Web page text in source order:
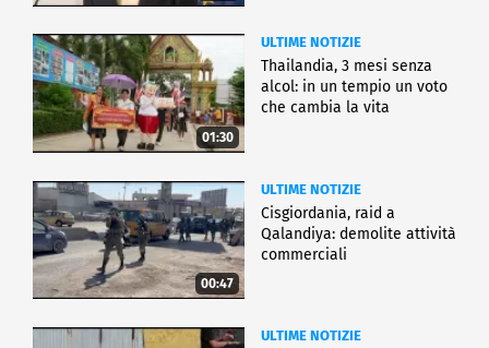
01:30
ULTIME NOTIZIE
Thailandia, 3 mesi senza
alcol: in un tempio un voto
che cambia la vita
00:47
ULTIME NOTIZIE
Cisgiordania, raid a
Qalandiya: demolite attività
commerciali
ULTIME NOTIZIE